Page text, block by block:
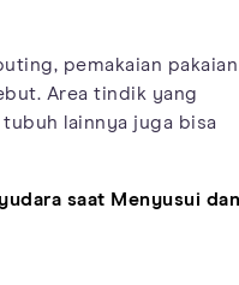
pemakaian pakaian
Area tindik yang
lainnya juga bisa
saat Menyusui dan